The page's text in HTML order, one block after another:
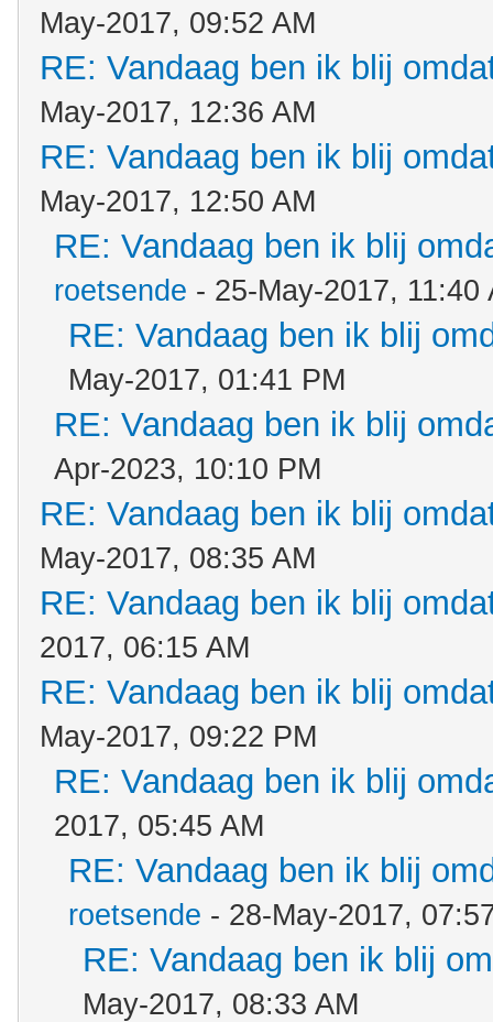
May-2017, 09:52 AM
RE: Vandaag ben ik blij
May-2017, 12:36 AM
RE: Vandaag ben ik blij
May-2017, 12:50 AM
RE: Vandaag ben ik blij
roetsende - 25-May-2017, 11:40
RE: Vandaag ben ik blij
May-2017, 01:41 PM
RE: Vandaag ben ik blij
Apr-2023, 10:10 PM
RE: Vandaag ben ik blij
May-2017, 08:35 AM
RE: Vandaag ben ik blij
2017, 06:15 AM
RE: Vandaag ben ik blij
May-2017, 09:22 PM
RE: Vandaag ben ik blij
2017, 05:45 AM
RE: Vandaag ben ik blij
roetsende - 28-May-2017,
RE: Vandaag ben ik blij
May-2017, 08:33 AM